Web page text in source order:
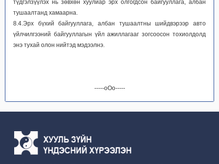
түдгэлзүүлэх нь зөвхөн хуулиар эрх олгогдсон байгууллага, албан
тушаалтанд хамаарна.
8.4.Эрх бүхий байгууллага, албан тушаалтны шийдвэрээр авто
үйлчилгээний байгууллагын үйл ажиллагааг зогсоосон тохиолдолд
энэ тухай олон нийтэд мэдээлнэ.
-----оОо-----